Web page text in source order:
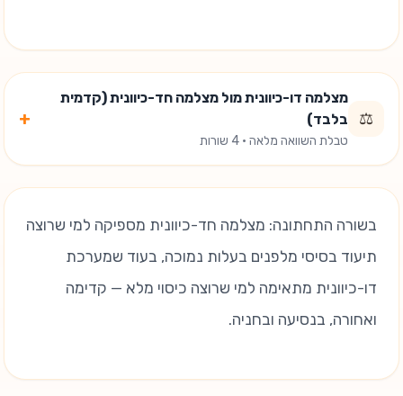
⚖️
מצלמה דו-כיוונית מול מצלמה חד-כיוונית (קדמית
בלבד)
טבלת השוואה מלאה · 4 שורות
+
בשורה התחתונה: מצלמה חד-כיוונית מספיקה למי שרוצה
תיעוד בסיסי מלפנים בעלות נמוכה, בעוד שמערכת
דו-כיוונית מתאימה למי שרוצה כיסוי מלא — קדימה
ואחורה, בנסיעה ובחניה.